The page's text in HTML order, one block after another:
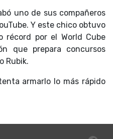
uno de sus compañeros
Y este chico obtuvo
récord por el World Cube
que prepara concursos
Rubik.
armarlo lo más rápido